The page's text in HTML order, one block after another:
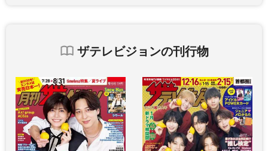
ザテレビジョンの刊行物